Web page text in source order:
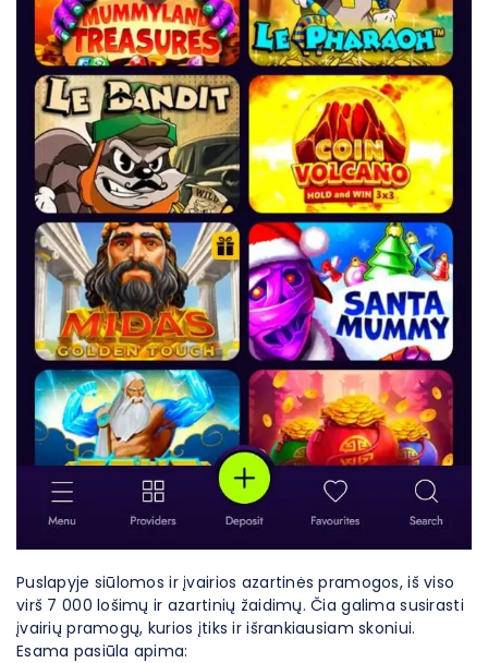
Puslapyje siūlomos ir įvairios azartinės pramogos, iš viso
virš 7 000 lošimų ir azartinių žaidimų. Čia galima susirasti
įvairių pramogų, kurios įtiks ir išrankiausiam skoniui.
Esama pasiūla apima: